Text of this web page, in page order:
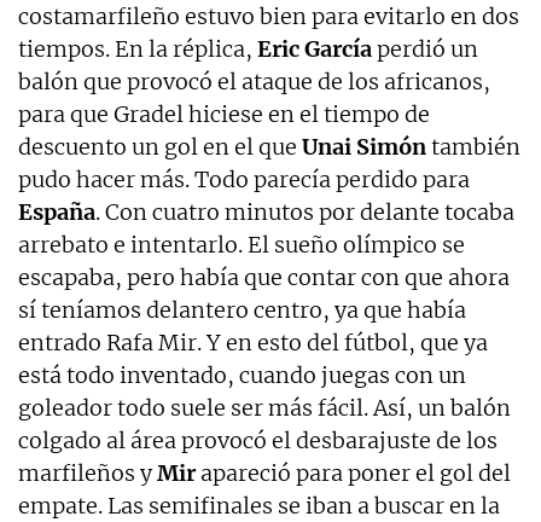
costamarfileño estuvo bien para evitarlo en dos
tiempos. En la réplica, Eric Garcíaperdió un
balón que provocó el ataque de los africanos,
para que Gradel hiciese en el tiempo de
descuento un gol en el que Unai Simóntambién
pudo hacer más. Todo parecía perdido para
España. Con cuatro minutos por delante tocaba
arrebato e intentarlo. El sueño olímpico se
escapaba, pero había que contar con que ahora
sí teníamos delantero centro, ya que había
entrado Rafa Mir. Y en esto del fútbol, que ya
está todo inventado, cuando juegas con un
goleador todo suele ser más fácil. Así, un balón
colgado al área provocó el desbarajuste de los
marfileños yMirapareció para poner el gol del
empate. Las semifinales se iban a buscar en la